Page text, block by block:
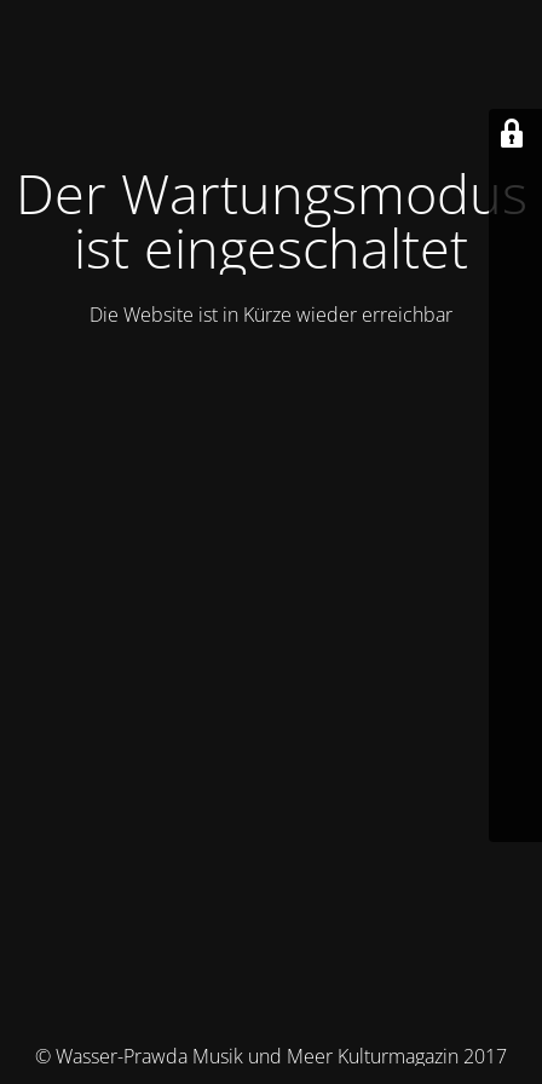
Der Wartungsmodus
ist eingeschaltet
Die Website ist in Kürze wieder erreichbar
© Wasser-Prawda Musik und Meer Kulturmagazin 2017